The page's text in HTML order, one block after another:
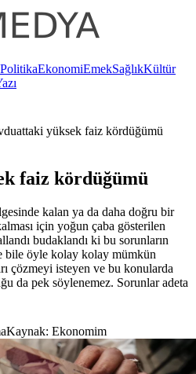
PolitikaEkonomiEmekSağlıkKültür
yüksek faiz kördüğümü
faiz kördüğümü
kalan ya da daha doğru bir
için yoğun çaba gösterilen
budaklandı ki bu sorunların
bile öyle kolay kolay mümkün
çözmeyi isteyen ve bu konularda
da pek söylenemez. Sorunlar adeta
Kaynak: Ekonomim